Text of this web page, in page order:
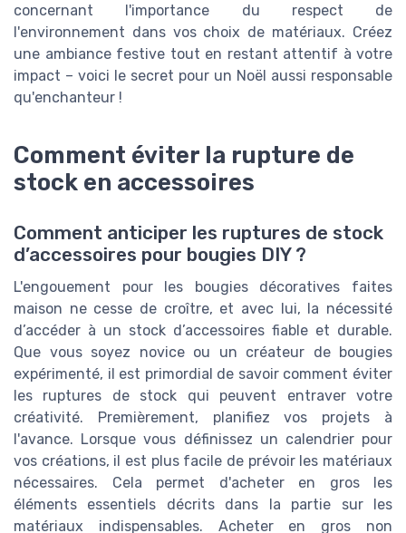
concernant l'importance du respect de
l'environnement dans vos choix de matériaux. Créez
une ambiance festive tout en restant attentif à votre
impact – voici le secret pour un Noël aussi responsable
qu'enchanteur !
Comment éviter la rupture de
stock en accessoires
Comment anticiper les ruptures de stock
d’accessoires pour bougies DIY ?
L'engouement pour les bougies décoratives faites
maison ne cesse de croître, et avec lui, la nécessité
d’accéder à un stock d’accessoires fiable et durable.
Que vous soyez novice ou un créateur de bougies
expérimenté, il est primordial de savoir comment éviter
les ruptures de stock qui peuvent entraver votre
créativité. Premièrement, planifiez vos projets à
l'avance. Lorsque vous définissez un calendrier pour
vos créations, il est plus facile de prévoir les matériaux
nécessaires. Cela permet d'acheter en gros les
éléments essentiels décrits dans la partie sur les
matériaux indispensables. Acheter en gros non